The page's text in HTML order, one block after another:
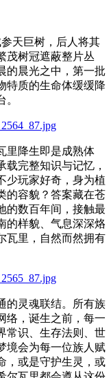
天巨树，后人将其
茂树冠遮蔽整片丛
的晨光之中，第一批
特质的生命体缓缓降
里降生即是成熟体
完整知识与记忆，
少玩家好奇，身为植
的容貌？答案藏在苍
的数百年间，接触最
的样貌、气息深深烙
瓦里，自然而然拥有
的灵魂联结。所有族
络，诞生之前，每一
常识、生存法则、世
境会为每一位族人赋
，或是守护生灵，或